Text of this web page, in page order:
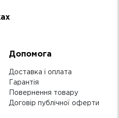
Допомога
Доставка і оплата
Гарантія
Повернення товару
Договір публічної оферти